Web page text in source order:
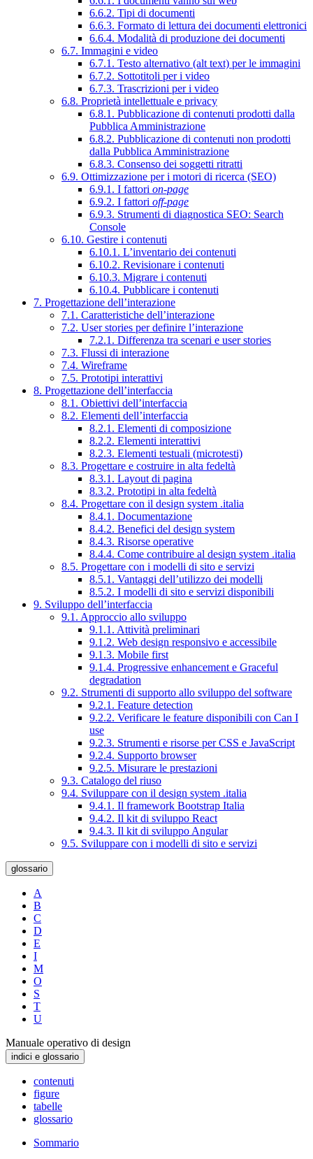
6.6.2. Tipi di documenti
6.6.3. Formato di lettura dei documenti elettronici
6.6.4. Modalità di produzione dei documenti
6.7. Immagini e video
6.7.1. Testo alternativo (alt text) per le immagini
6.7.2. Sottotitoli per i video
6.7.3. Trascrizioni per i video
6.8. Proprietà intellettuale e privacy
6.8.1. Pubblicazione di contenuti prodotti dalla
Pubblica Amministrazione
6.8.2. Pubblicazione di contenuti non prodotti
dalla Pubblica Amministrazione
6.8.3. Consenso dei soggetti ritratti
6.9. Ottimizzazione per i motori di ricerca (SEO)
6.9.1. I fattori on-page
6.9.2. I fattori off-page
6.9.3. Strumenti di diagnostica SEO: Search
Console
6.10. Gestire i contenuti
6.10.1. L’inventario dei contenuti
6.10.2. Revisionare i contenuti
6.10.3. Migrare i contenuti
6.10.4. Pubblicare i contenuti
7. Progettazione dell’interazione
7.1. Caratteristiche dell’interazione
7.2. User stories per definire l’interazione
7.2.1. Differenza tra scenari e user stories
7.3. Flussi di interazione
7.4. Wireframe
7.5. Prototipi interattivi
8. Progettazione dell’interfaccia
8.1. Obiettivi dell’interfaccia
8.2. Elementi dell’interfaccia
8.2.1. Elementi di composizione
8.2.2. Elementi interattivi
8.2.3. Elementi testuali (microtesti)
8.3. Progettare e costruire in alta fedeltà
8.3.1. Layout di pagina
8.3.2. Prototipi in alta fedeltà
8.4. Progettare con il design system .italia
8.4.1. Documentazione
8.4.2. Benefici del design system
8.4.3. Risorse operative
8.4.4. Come contribuire al design system .italia
8.5. Progettare con i modelli di sito e servizi
8.5.1. Vantaggi dell’utilizzo dei modelli
8.5.2. I modelli di sito e servizi disponibili
9. Sviluppo dell’interfaccia
9.1. Approccio allo sviluppo
9.1.1. Attività preliminari
9.1.2. Web design responsivo e accessibile
9.1.3. Mobile first
9.1.4. Progressive enhancement e Graceful
degradation
9.2. Strumenti di supporto allo sviluppo del software
9.2.1. Feature detection
9.2.2. Verificare le feature disponibili con Can I
use
9.2.3. Strumenti e risorse per CSS e JavaScript
9.2.4. Supporto browser
9.2.5. Misurare le prestazioni
9.3. Catalogo del riuso
9.4. Sviluppare con il design system .italia
9.4.1. Il framework Bootstrap Italia
9.4.2. Il kit di sviluppo React
9.4.3. Il kit di sviluppo Angular
9.5. Sviluppare con i modelli di sito e servizi
glossario
A
B
C
D
E
I
M
O
S
T
U
Manuale operativo di design
indici e glossario
contenuti
figure
tabelle
glossario
Sommario